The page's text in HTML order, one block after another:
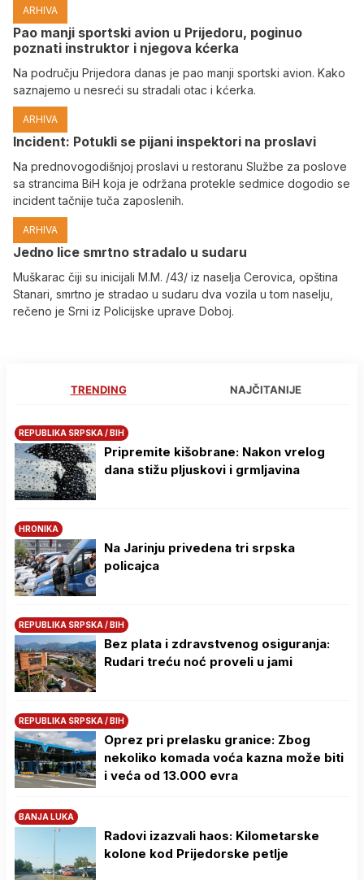
ARHIVA
Pao manji sportski avion u Prijedoru, poginuo
poznati instruktor i njegova kćerka
Na području Prijedora danas je pao manji sportski avion. Kako
saznajemo u nesreći su stradali otac i kćerka.
ARHIVA
Incident: Potukli se pijani inspektori na proslavi
Na prednovogodišnjoj proslavi u restoranu Službe za poslove
sa strancima BiH koja je održana protekle sedmice dogodio se
incident tačnije tuča zaposlenih.
ARHIVA
Јedno lice smrtno stradalo u sudaru
Muškarac čiji su inicijali M.M. /43/ iz naselja Cerovica, opština
Stanari, smrtno je stradao u sudaru dva vozila u tom naselju,
rečeno je Srni iz Policijske uprave Doboj.
TRENDING NAJČITANIJE
REPUBLIKA SRPSKA / BIH
Pripremite kišobrane: Nakon vrelog
dana stižu pljuskovi i grmljavina
HRONIKA
Na Јarinju privedena tri srpska
policajca
REPUBLIKA SRPSKA / BIH
Bez plata i zdravstvenog osiguranja:
Rudari treću noć proveli u jami
REPUBLIKA SRPSKA / BIH
Oprez pri prelasku granice: Zbog
nekoliko komada voća kazna može biti
i veća od 13.000 evra
BANJA LUKA
Radovi izazvali haos: Kilometarske
kolone kod Prijedorske petlje